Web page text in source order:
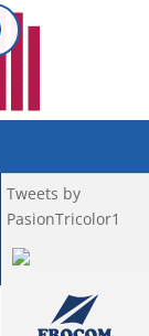
Tweets by
PasionTricolor1